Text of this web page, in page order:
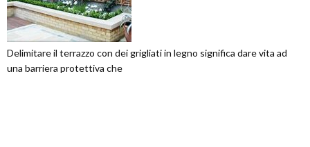
Delimitare il terrazzo con dei grigliati in legno significa dare vita ad
una barriera protettiva che